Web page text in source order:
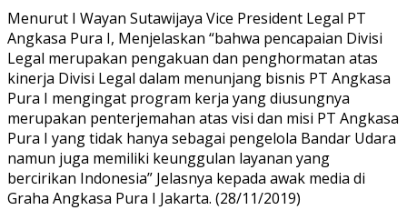
Menurut I Wayan Sutawijaya Vice President Legal PT
Angkasa Pura I, Menjelaskan “bahwa pencapaian Divisi
Legal merupakan pengakuan dan penghormatan atas
kinerja Divisi Legal dalam menunjang bisnis PT Angkasa
Pura I mengingat program kerja yang diusungnya
merupakan penterjemahan atas visi dan misi PT Angkasa
Pura I yang tidak hanya sebagai pengelola Bandar Udara
namun juga memiliki keunggulan layanan yang
bercirikan Indonesia” Jelasnya kepada awak media di
Graha Angkasa Pura I Jakarta. (28/11/2019)